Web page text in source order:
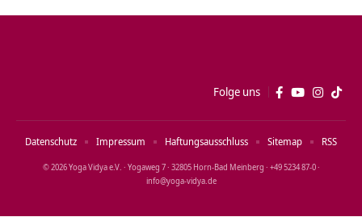
Folge uns
© 2026 Yoga Vidya e.V. · Yogaweg 7 · 32805 Horn‑Bad Meinberg · +49 5234 87‑0 ·
info@yoga‑vidya.de
Datenschutz Impressum Haftungsausschluss Sitemap RSS